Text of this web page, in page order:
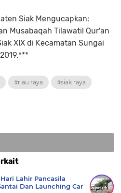
Siak Mengucapkan:
Musabaqah Tilawatil Qur'an
XIX di Kecamatan Sungai
#riau raya #siak raya
Lahir Pancasila
Dan Launching Car